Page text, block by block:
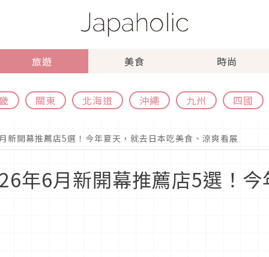
旅遊 美食 時尚
關東 北海道 沖繩 九州 四國
新開幕推薦店5選！今年夏天，就去日本吃美食、涼爽看展
年6月新開幕推薦店5選！